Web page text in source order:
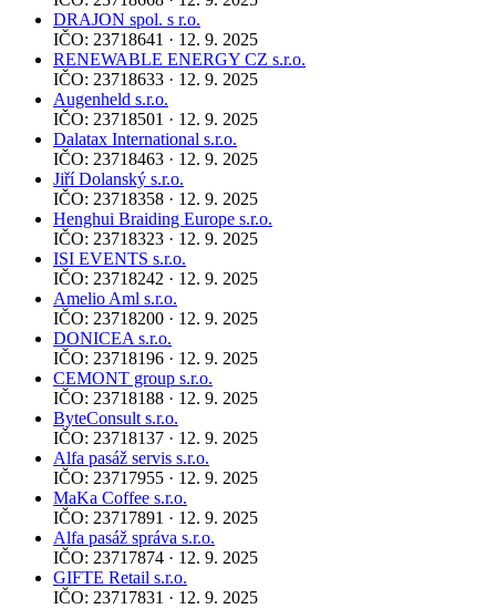
DRAJON spol. s r.o.
IČO: 23718641 · 12. 9. 2025
RENEWABLE ENERGY CZ s.r.o.
IČO: 23718633 · 12. 9. 2025
Augenheld s.r.o.
IČO: 23718501 · 12. 9. 2025
Dalatax International s.r.o.
IČO: 23718463 · 12. 9. 2025
Jiří Dolanský s.r.o.
IČO: 23718358 · 12. 9. 2025
Henghui Braiding Europe s.r.o.
IČO: 23718323 · 12. 9. 2025
ISI EVENTS s.r.o.
IČO: 23718242 · 12. 9. 2025
Amelio Aml s.r.o.
IČO: 23718200 · 12. 9. 2025
DONICEA s.r.o.
IČO: 23718196 · 12. 9. 2025
CEMONT group s.r.o.
IČO: 23718188 · 12. 9. 2025
ByteConsult s.r.o.
IČO: 23718137 · 12. 9. 2025
Alfa pasáž servis s.r.o.
IČO: 23717955 · 12. 9. 2025
MaKa Coffee s.r.o.
IČO: 23717891 · 12. 9. 2025
Alfa pasáž správa s.r.o.
IČO: 23717874 · 12. 9. 2025
GIFTE Retail s.r.o.
IČO: 23717831 · 12. 9. 2025